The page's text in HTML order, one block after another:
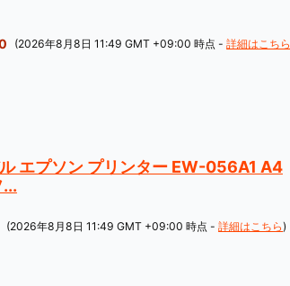
(2026年8月8日 11:49 GMT +09:00 時点 -詳細はこちら
エプソン プリンター EW-056A1 A4
(2026年8月8日 11:49 GMT +09:00 時点 -詳細はこちら )